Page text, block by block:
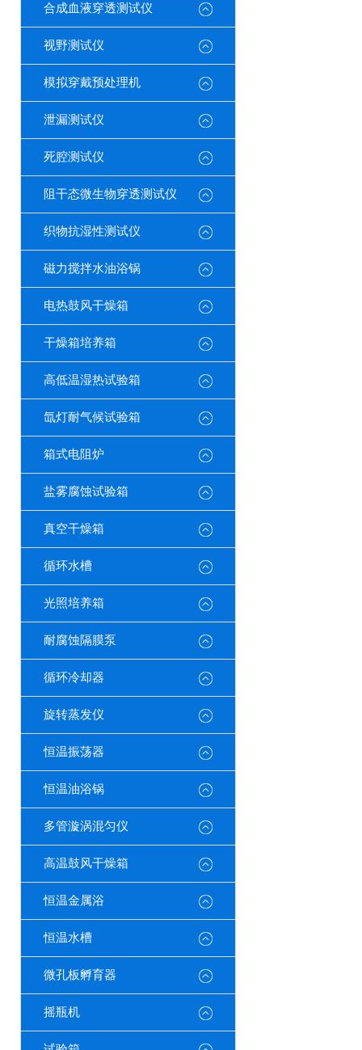
合成血液穿透测试仪
视野测试仪
模拟穿戴预处理机
泄漏测试仪
死腔测试仪
阻干态微生物穿透测试仪
织物抗湿性测试仪
磁力搅拌水油浴锅
电热鼓风干燥箱
干燥箱培养箱
高低温湿热试验箱
氙灯耐气候试验箱
箱式电阻炉
盐雾腐蚀试验箱
真空干燥箱
循环水槽
光照培养箱
耐腐蚀隔膜泵
循环冷却器
旋转蒸发仪
恒温振荡器
恒温油浴锅
多管漩涡混匀仪
高温鼓风干燥箱
恒温金属浴
恒温水槽
微孔板孵育器
摇瓶机